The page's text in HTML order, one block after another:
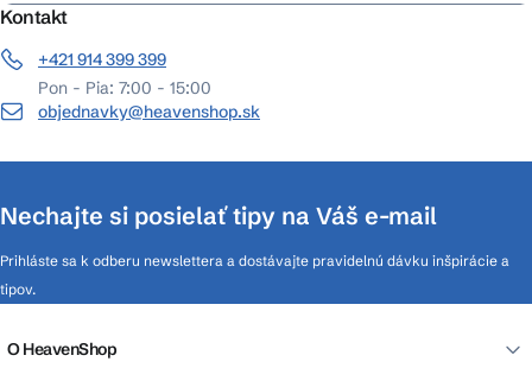
Kontakt
+421 914 399 399
Pon - Pia: 7:00 - 15:00
objednavky@heavenshop.sk
Nechajte si posielať tipy na Váš e-mail
Prihláste sa k odberu newslettera a dostávajte pravidelnú dávku inšpirácie a
tipov.
O HeavenShop